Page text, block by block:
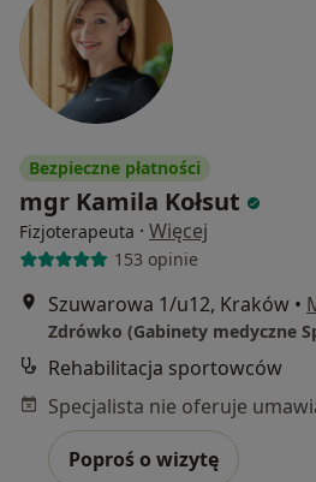
Bezpieczne płatności
mgr Kamila Kołsut
Fizjoterapeuta · Więcej
153 opinie
Szuwarowa 1/u12, Kraków •
Zdrówko (Gabinety medyczne
Rehabilitacja sportowców
Poproś o wizytę